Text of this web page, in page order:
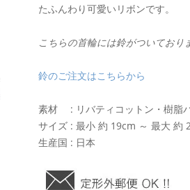
たふんわり可愛いリボンです。
こちらの首輪には鈴がついており
鈴のご注文はこちらから
素材 : リバティコットン・樹脂
サイズ : 最小 約 19cm ～ 最大 約
生産国 : 日本